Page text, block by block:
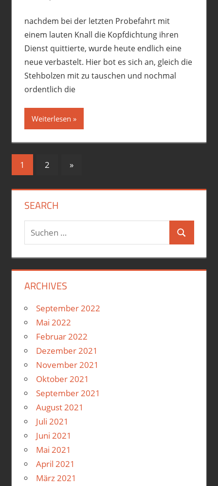
nachdem bei der letzten Probefahrt mit
einem lauten Knall die Kopfdichtung ihren
Dienst quittierte, wurde heute endlich eine
neue verbastelt. Hier bot es sich an, gleich die
Stehbolzen mit zu tauschen und nochmal
ordentlich die
Weiterlesen
Seitennummerierung
Beiträge
1 2
Nächste
»
SEARCH
Suchen
nach:
Suchen
ARCHIVES
September 2022
Mai 2022
Februar 2022
Dezember 2021
November 2021
Oktober 2021
September 2021
August 2021
Juli 2021
Juni 2021
Mai 2021
April 2021
März 2021